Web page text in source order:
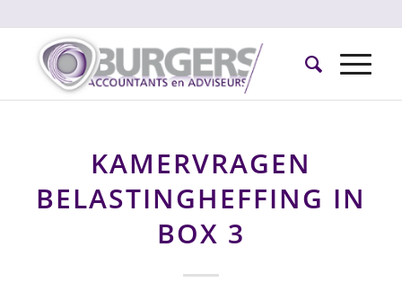
KAMERVRAGEN
BELASTINGHEFFING IN
BOX 3